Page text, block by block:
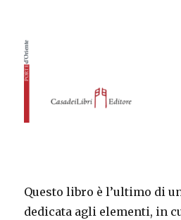
Questo libro è l’ultimo di
dedicata agli elementi, in